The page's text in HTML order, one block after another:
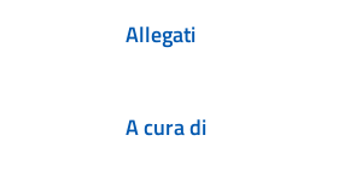
Allegati
A cura di